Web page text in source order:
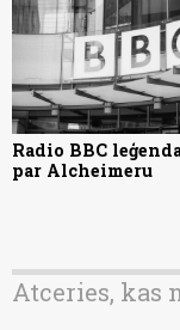
Radio BBC
par Alcheimeru
Atceries, kas